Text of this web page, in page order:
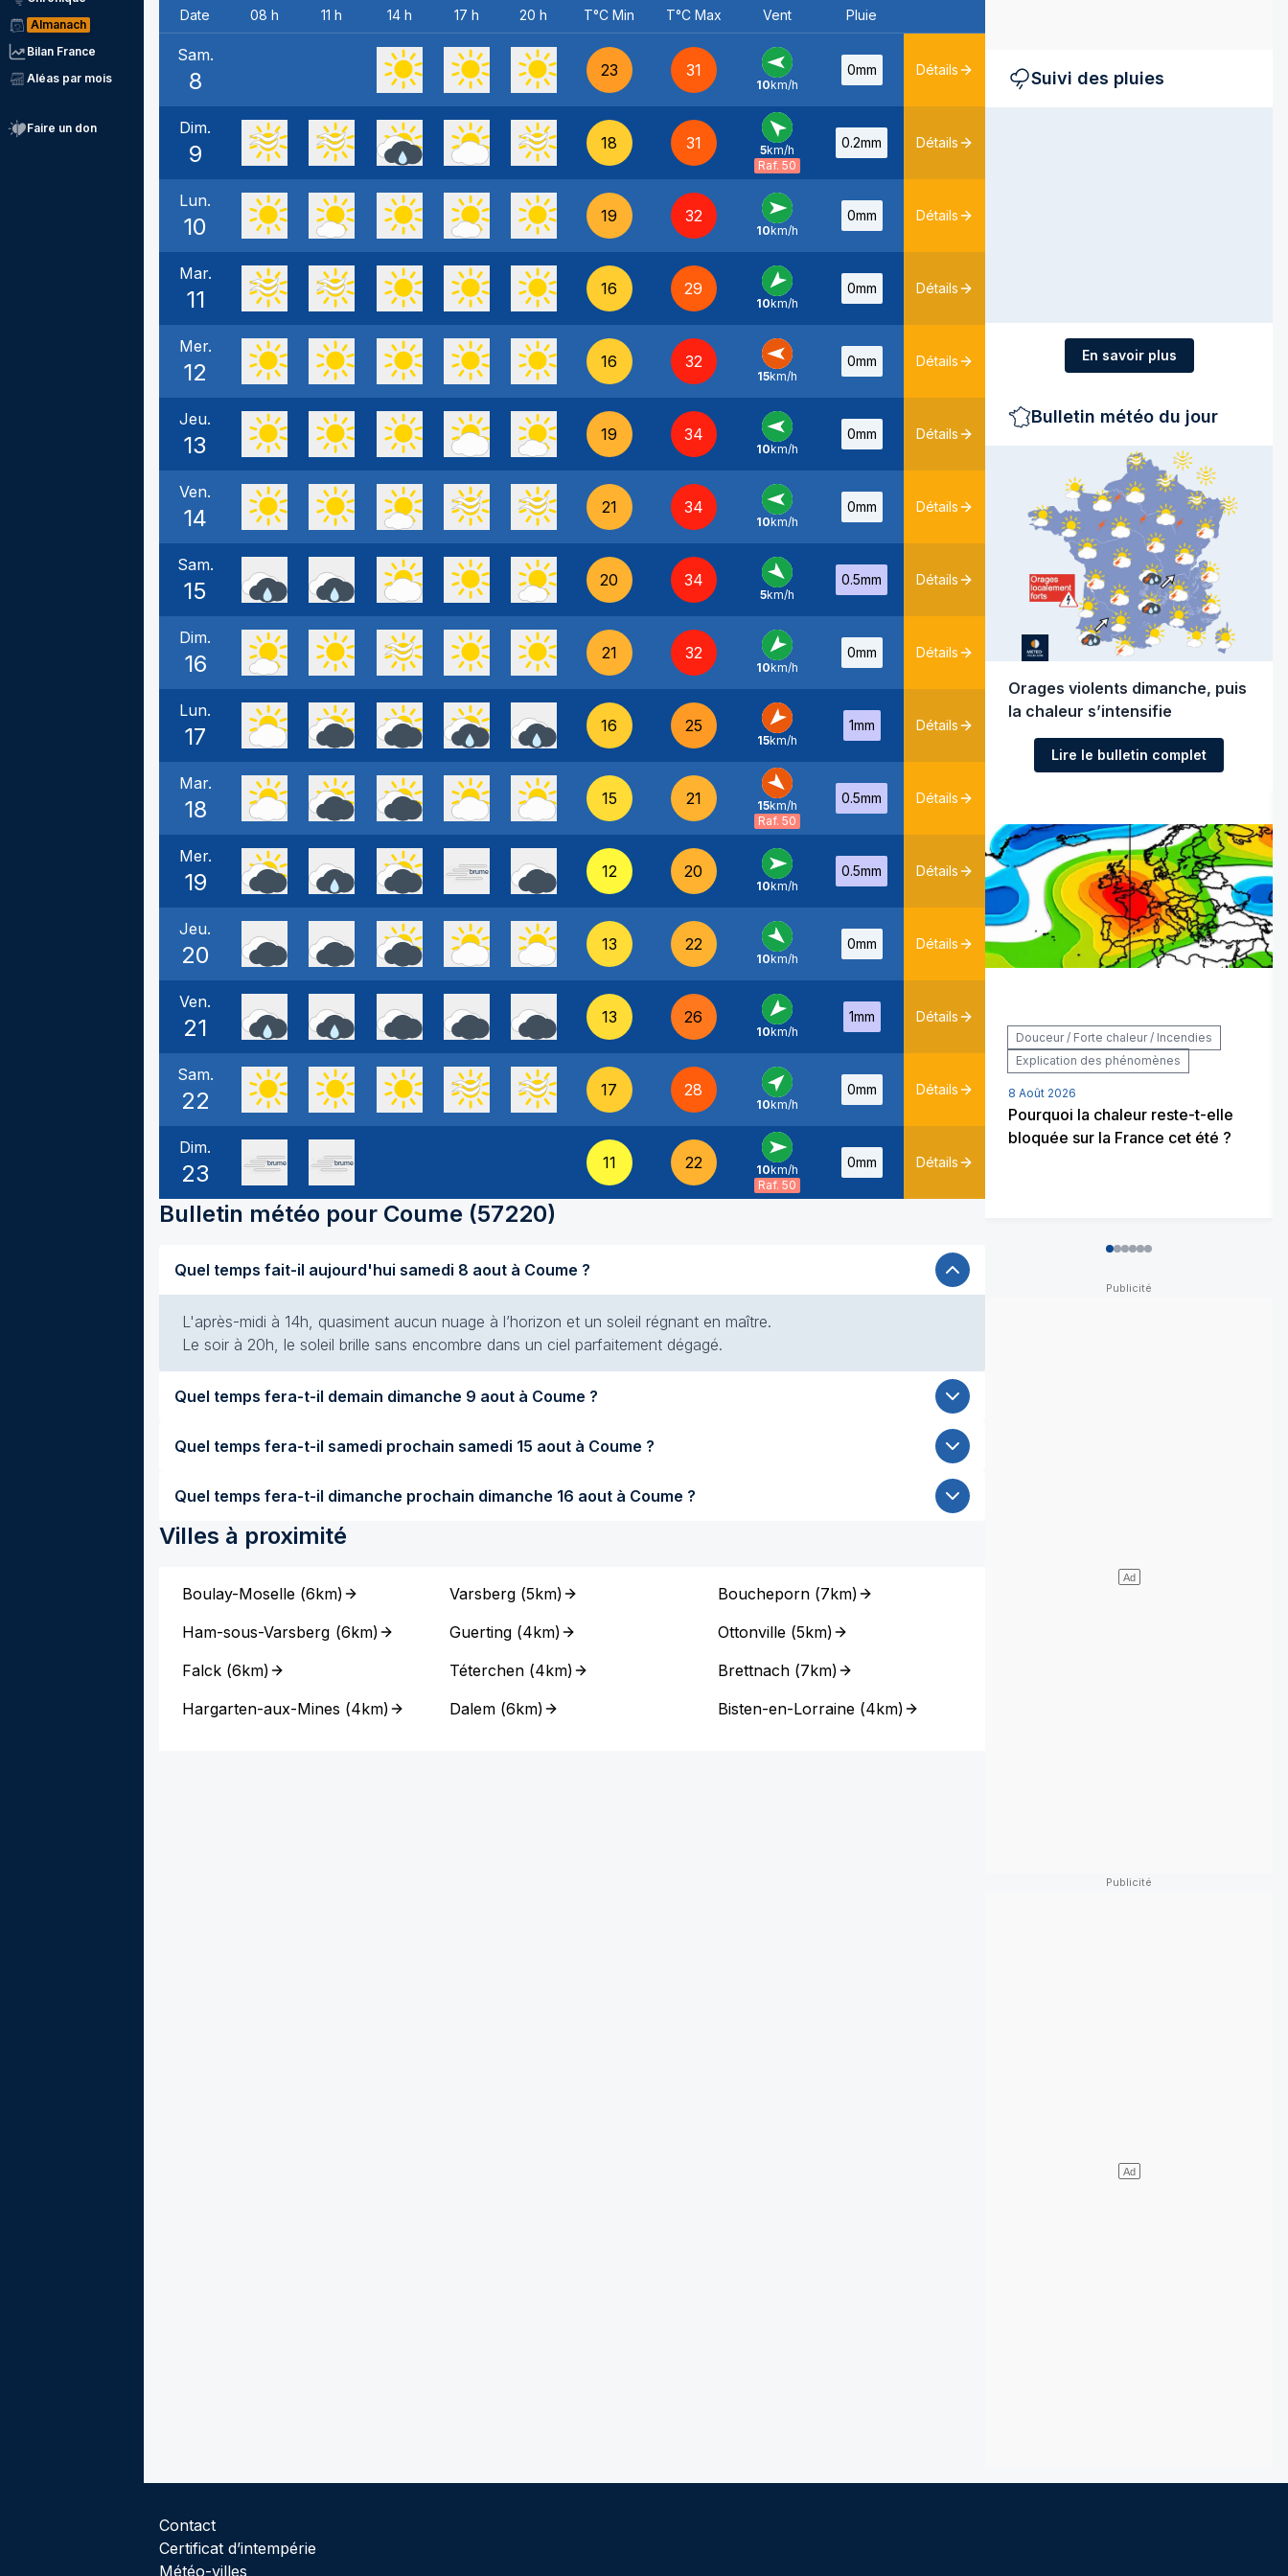
Almanach
Bilan France
Aléas par mois
Faire un don
Date 08 h 11 h 14 h 17 h 20 h T°C Min T°C Max Vent Pluie
Sam.
8 23 31
E -
10km/h
0mm Détails
Dim.
9 18 31
SE -
5km/h
Raf. 50
0.2mm Détails
Lun.
10 19 32
O -
10km/h
0mm Détails
Mar.
11 16 29
NE -
10km/h
0mm Détails
Mer.
12 16 32
E -
15km/h
0mm Détails
Jeu.
13 19 34
E -
10km/h
0mm Détails
Ven.
14 21 34
E -
10km/h
0mm Détails
Sam.
15 20 34
NO
5km/h
0.5mm Détails
Dim.
16 21 32
NE -
10km/h
0mm Détails
Lun.
17 16 25
NE -
15km/h
1mm Détails
Mar.
18 15 21
NO -
15km/h
Raf. 50
0.5mm Détails
Mer.
19 12 20
O -
10km/h
0.5mm Détails
Jeu.
20 13 22
NO -
10km/h
0mm Détails
Ven.
21 13 26
NE -
10km/h
1mm Détails
Sam.
22 17 28
SO -
10km/h
0mm Détails
Dim.
23 11 22
O -
10km/h
Raf. 50
0mm Détails
Bulletin météo pour Coume (57220)
Quel temps fait-il aujourd'hui samedi 8 aout à Coume ?
L'après-midi à 14h, quasiment aucun nuage à l’horizon et un soleil régnant en maître.
Le soir à 20h, le soleil brille sans encombre dans un ciel parfaitement dégagé.
Quel temps fera-t-il demain dimanche 9 aout à Coume ?
Quel temps fera-t-il samedi prochain samedi 15 aout à Coume ?
Quel temps fera-t-il dimanche prochain dimanche 16 aout à Coume ?
Villes à proximité
Boulay-Moselle (6km)
Ham-sous-Varsberg (6km)
Falck (6km)
Hargarten-aux-Mines (4km)
Varsberg (5km)
Guerting (4km)
Téterchen (4km)
Dalem (6km)
Boucheporn(7km)
Ottonville(5km)
Brettnach(7km)
Bisten-en-Lorraine(4km)
Suivi des pluies
En savoir plus
Bulletin météo du jour
Orages violents dimanche, puis
la chaleur s’intensifie
Lire le bulletin complet
Douceur / Forte chaleur / Incendies
Explication des phénomènes
8 Août 2026
Pourquoi la chaleur reste-t-elle
bloquée sur la France cet été ?
Contact
Certificat d’intempérie
Météo-villes